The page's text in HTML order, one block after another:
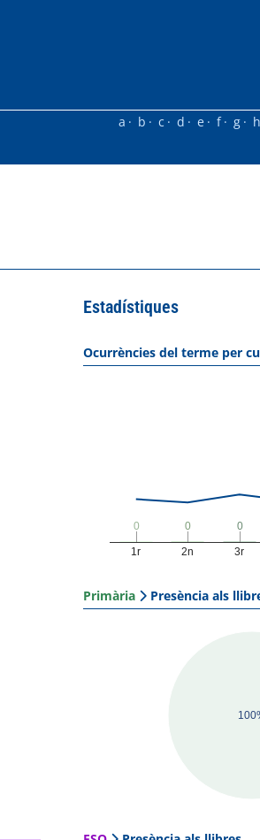
a b c d e f g h
Estadístiques
Ocurrències del terme per
1r 2n 3r
0
0 0
0 0
0
Primària Presència als